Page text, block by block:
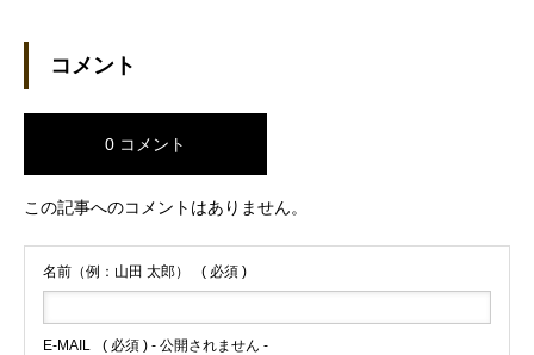
コメント
0 コメント
この記事へのコメントはありません。
名前（例：山田 太郎） ( 必須 )
E-MAIL ( 必須 ) - 公開されません -